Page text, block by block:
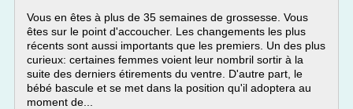
Vous en êtes à plus de 35 semaines de grossesse. Vous
êtes sur le point d'accoucher. Les changements les plus
récents sont aussi importants que les premiers. Un des plus
curieux: certaines femmes voient leur nombril sortir à la
suite des derniers étirements du ventre. D'autre part, le
bébé bascule et se met dans la position qu'il adoptera au
moment de...